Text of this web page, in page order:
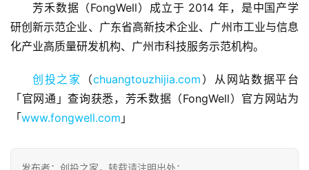
融
道
芳禾数据（FongWell）成立于 2014 年，是中国产学
研创新示范企业、广东省高新技术企业、广州市工业与信息
化产业高质量研发机构、广州市科技服务示范机构。
创投之家 （chuangtouzhijia.com ）从网站数据平台
「官网通」查询获悉，芳禾数据（FongWell）官方网站为
「www.fongwell.com 」
发布者：创投之家，转载请注明出处：